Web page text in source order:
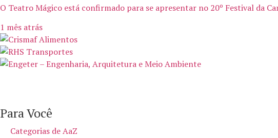
O Teatro Mágico está confirmado para se apresentar no 20º Festival da
1 mês atrás
Para Você
Categorias de AaZ